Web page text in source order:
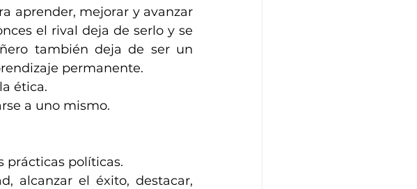
aprender, mejorar y avanzar
el rival deja de serlo y se
también deja de ser un
permanente.
ética.
a uno mismo.
prácticas políticas.
alcanzar el éxito, destacar,